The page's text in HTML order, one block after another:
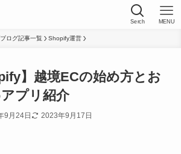
Serch MENU
ログ記事一覧 Shopify運営
】越境ECの始め方とお
プリ紹介
9月24日 2023年9月17日